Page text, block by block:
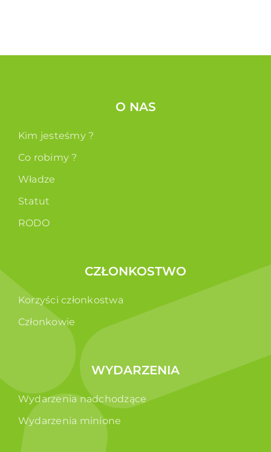
O NAS
Kim jesteśmy ?
Co robimy ?
Władze
Statut
RODO
CZŁONKOSTWO
Korzyści członkostwa
Członkowie
WYDARZENIA
Wydarzenia nadchodzące
Wydarzenia minione